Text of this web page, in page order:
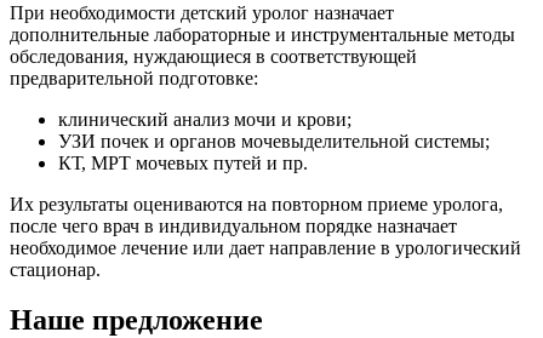
При необходимости детский уролог назначает
дополнительные лабораторные и инструментальные методы
обследования, нуждающиеся в соответствующей
предварительной подготовке:
клинический анализ мочи и крови;
УЗИ почек и органов мочевыделительной системы;
КТ, МРТ мочевых путей и пр.
Их результаты оцениваются на повторном приеме уролога,
после чего врач в индивидуальном порядке назначает
необходимое лечение или дает направление в урологический
стационар.
Наше предложение